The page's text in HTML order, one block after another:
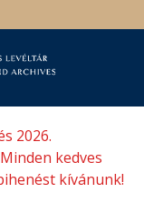
2026.
kedves
kívánunk!